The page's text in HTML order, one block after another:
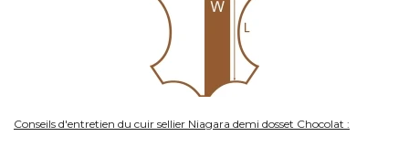
Conseils d'entretien du cuir sellier Niagara demi dosset Chocolat :